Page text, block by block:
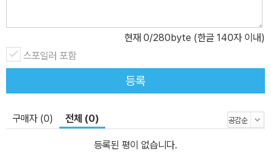
현재 0/280byte (한글 140자 이내)
스포일러 포함
등록
구매자 (0) 전체 (0)
등록된 평이 없습니다.